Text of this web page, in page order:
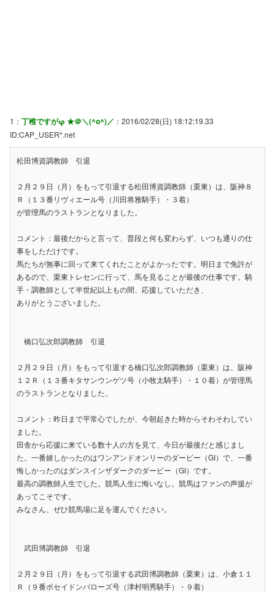
1： 丁稚ですがφ ★＠＼(^o^)／ ：2016/02/28(日) 18:12:19.33
ID:CAP_USER*.net
松田博資調教師 引退
２月２９日（月）をもって引退する松田博資調教師（栗東）は、阪神８
Ｒ（１３番リヴィエール号（川田将雅騎手）・３着）
が管理馬のラストランとなりました。
コメント：最後だからと言って、普段と何も変わらず、いつも通りの仕
事をしただけです。
馬たちが無事に回って来てくれたことがよかったです。明日まで免許が
あるので、栗東トレセンに行って、馬を見ることが最後の仕事です。騎
手・調教師として半世紀以上もの間、応援していただき、
ありがとうございました。
橋口弘次郎調教師 引退
２月２９日（月）をもって引退する橋口弘次郎調教師（栗東）は、阪神
１２Ｒ（１３番キタサンウンゲツ号（小牧太騎手）・１０着）が管理馬
のラストランとなりました。
コメント：昨日まで平常心でしたが、今朝起きた時からそわそわしてい
ました。
田舎から応援に来ている数十人の方を見て、今日が最後だと感じまし
た。一番嬉しかったのはワンアンドオンリーのダービー（GI）で、一番
悔しかったのはダンスインザダークのダービー（GI）です。
最高の調教師人生でした。競馬人生に悔いなし。競馬はファンの声援が
あってこそです。
みなさん、ぜひ競馬場に足を運んでください。
武田博調教師 引退
２月２９日（月）をもって引退する武田博調教師（栗東）は、小倉１１
Ｒ（９番ポセイドンバローズ号（津村明秀騎手）・９着）